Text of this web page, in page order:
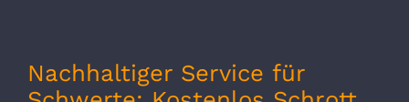
Nachhaltiger Service für